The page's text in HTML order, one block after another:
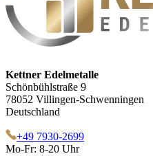
Kettner Edelmetalle
Schönbühlstraße 9
78052 Villingen-Schwenningen
Deutschland
+49 7930-2699
Mo-Fr: 8-20 Uhr